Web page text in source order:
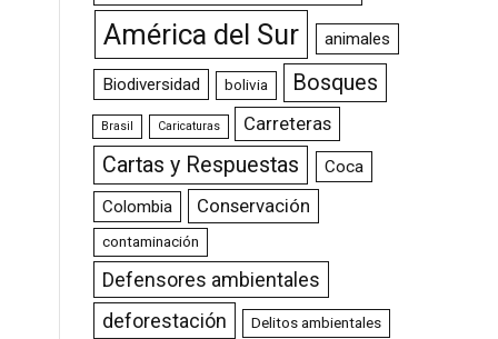
América del Sur animales
Biodiversidad bolivia Bosques
Brasil Caricaturas Carreteras
Cartas y Respuestas
Coca
Colombia
Conservación
contaminación
Defensores ambientales
deforestación
Delitos ambientales